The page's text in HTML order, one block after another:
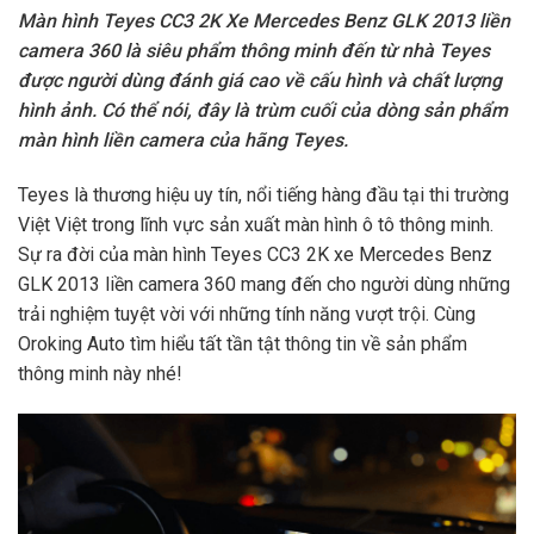
Màn hình Teyes CC3 2K Xe Mercedes Benz GLK 2013 liền
camera 360 là siêu phẩm thông minh đến từ nhà Teyes
được người dùng đánh giá cao về cấu hình và chất lượng
hình ảnh. Có thể nói, đây là trùm cuối của dòng sản phẩm
màn hình liền camera của hãng Teyes.
Teyes là thương hiệu uy tín, nổi tiếng hàng đầu tại thi trường
Việt Việt trong lĩnh vực sản xuất màn hình ô tô thông minh.
Sự ra đời của màn hình Teyes CC3 2K xe Mercedes Benz
GLK 2013 liền camera 360 mang đến cho người dùng những
trải nghiệm tuyệt vời với những tính năng vượt trội. Cùng
Oroking Auto tìm hiểu tất tần tật thông tin về sản phẩm
thông minh này nhé!